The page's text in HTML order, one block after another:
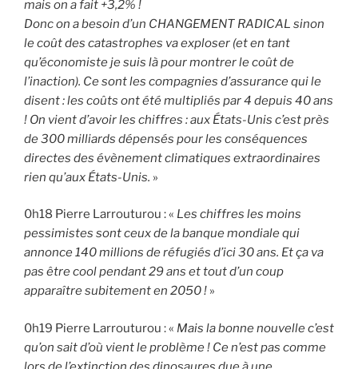
mais on a fait +3,2% !
Donc on a besoin d’un CHANGEMENT RADICAL sinon
le coût des catastrophes va exploser (et en tant
qu’économiste je suis là pour montrer le coût de
l’inaction). Ce sont les compagnies d’assurance qui le
disent : les coûts ont été multipliés par 4 depuis 40 ans
! On vient d’avoir les chiffres : aux États-Unis c’est près
de 300 milliards dépensés pour les conséquences
directes des évènement climatiques extraordinaires
rien qu’aux États-Unis. »
0h18 Pierre Larrouturou : « Les chiffres les moins
pessimistes sont ceux de la banque mondiale qui
annonce 140 millions de réfugiés d’ici 30 ans. Et ça va
pas être cool pendant 29 ans et tout d’un coup
apparaître subitement en 2050 ! »
0h19 Pierre Larrouturou : « Mais la bonne nouvelle c’est
qu’on sait d’où vient le problème ! Ce n’est pas comme